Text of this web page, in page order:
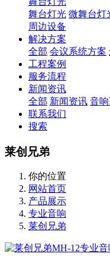
舞台灯光 微舞台灯
周边设备
解决方案
全部 会议系统方案
工程案例
服务流程
新闻资讯
全部 新闻资讯 音
联系我们
搜索
莱创兄弟
你的位置
网站首页
产品展示
专业音响
莱创兄弟